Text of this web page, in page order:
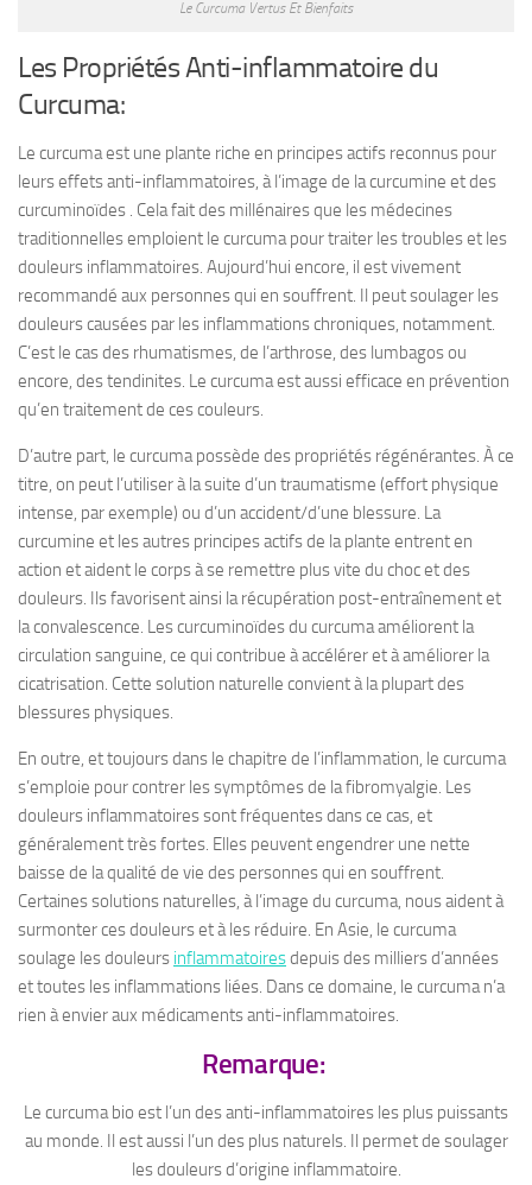
Le Curcuma Vertus Et Bienfaits
Les Propriétés Anti-inflammatoire du
Curcuma:
Le curcuma est une plante riche en principes actifs reconnus pour
leurs effets anti-inflammatoires, à l’image de la curcumine et des
curcuminoïdes . Cela fait des millénaires que les médecines
traditionnelles emploient le curcuma pour traiter les troubles et les
douleurs inflammatoires. Aujourd’hui encore, il est vivement
recommandé aux personnes qui en souffrent. Il peut soulager les
douleurs causées par les inflammations chroniques, notamment.
C’est le cas des rhumatismes, de l’arthrose, des lumbagos ou
encore, des tendinites. Le curcuma est aussi efficace en prévention
qu’en traitement de ces couleurs.
D’autre part, le curcuma possède des propriétés régénérantes. À ce
titre, on peut l’utiliser à la suite d’un traumatisme (effort physique
intense, par exemple) ou d’un accident/d’une blessure. La
curcumine et les autres principes actifs de la plante entrent en
action et aident le corps à se remettre plus vite du choc et des
douleurs. Ils favorisent ainsi la récupération post-entraînement et
la convalescence. Les curcuminoïdes du curcuma améliorent la
circulation sanguine, ce qui contribue à accélérer et à améliorer la
cicatrisation. Cette solution naturelle convient à la plupart des
blessures physiques.
En outre, et toujours dans le chapitre de l’inflammation, le curcuma
s’emploie pour contrer les symptômes de la fibromyalgie. Les
douleurs inflammatoires sont fréquentes dans ce cas, et
généralement très fortes. Elles peuvent engendrer une nette
baisse de la qualité de vie des personnes qui en souffrent.
Certaines solutions naturelles, à l’image du curcuma, nous aident à
surmonter ces douleurs et à les réduire. En Asie, le curcuma
soulage les douleurs inflammatoiresdepuis des milliers d’années
et toutes les inflammations liées. Dans ce domaine, le curcuma n’a
rien à envier aux médicaments anti-inflammatoires.
Remarque:
Le curcuma bio est l’un des anti-inflammatoires les plus puissants
au monde. Il est aussi l’un des plus naturels. Il permet de soulager
les douleurs d’origine inflammatoire.